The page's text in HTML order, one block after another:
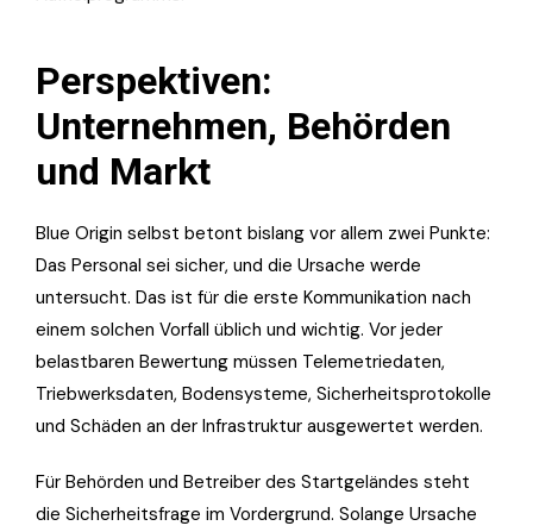
Perspektiven:
Unternehmen, Behörden
und Markt
Blue Origin selbst betont bislang vor allem zwei Punkte:
Das Personal sei sicher, und die Ursache werde
untersucht. Das ist für die erste Kommunikation nach
einem solchen Vorfall üblich und wichtig. Vor jeder
belastbaren Bewertung müssen Telemetriedaten,
Triebwerksdaten, Bodensysteme, Sicherheitsprotokolle
und Schäden an der Infrastruktur ausgewertet werden.
Für Behörden und Betreiber des Startgeländes steht
die Sicherheitsfrage im Vordergrund. Solange Ursache